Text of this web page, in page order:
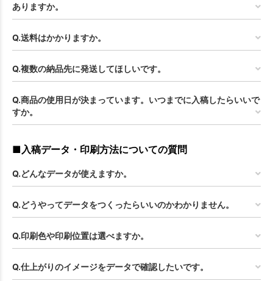
ありますか。
Q.送料はかかりますか。
Q.複数の納品先に発送してほしいです。
Q.商品の使用日が決まっています。いつまでに入稿したらいいで
すか。
■入稿データ・印刷方法についての質問
Q.どんなデータが使えますか。
Q.どうやってデータをつくったらいいのかわかりません。
Q.印刷色や印刷位置は選べますか。
Q.仕上がりのイメージをデータで確認したいです。